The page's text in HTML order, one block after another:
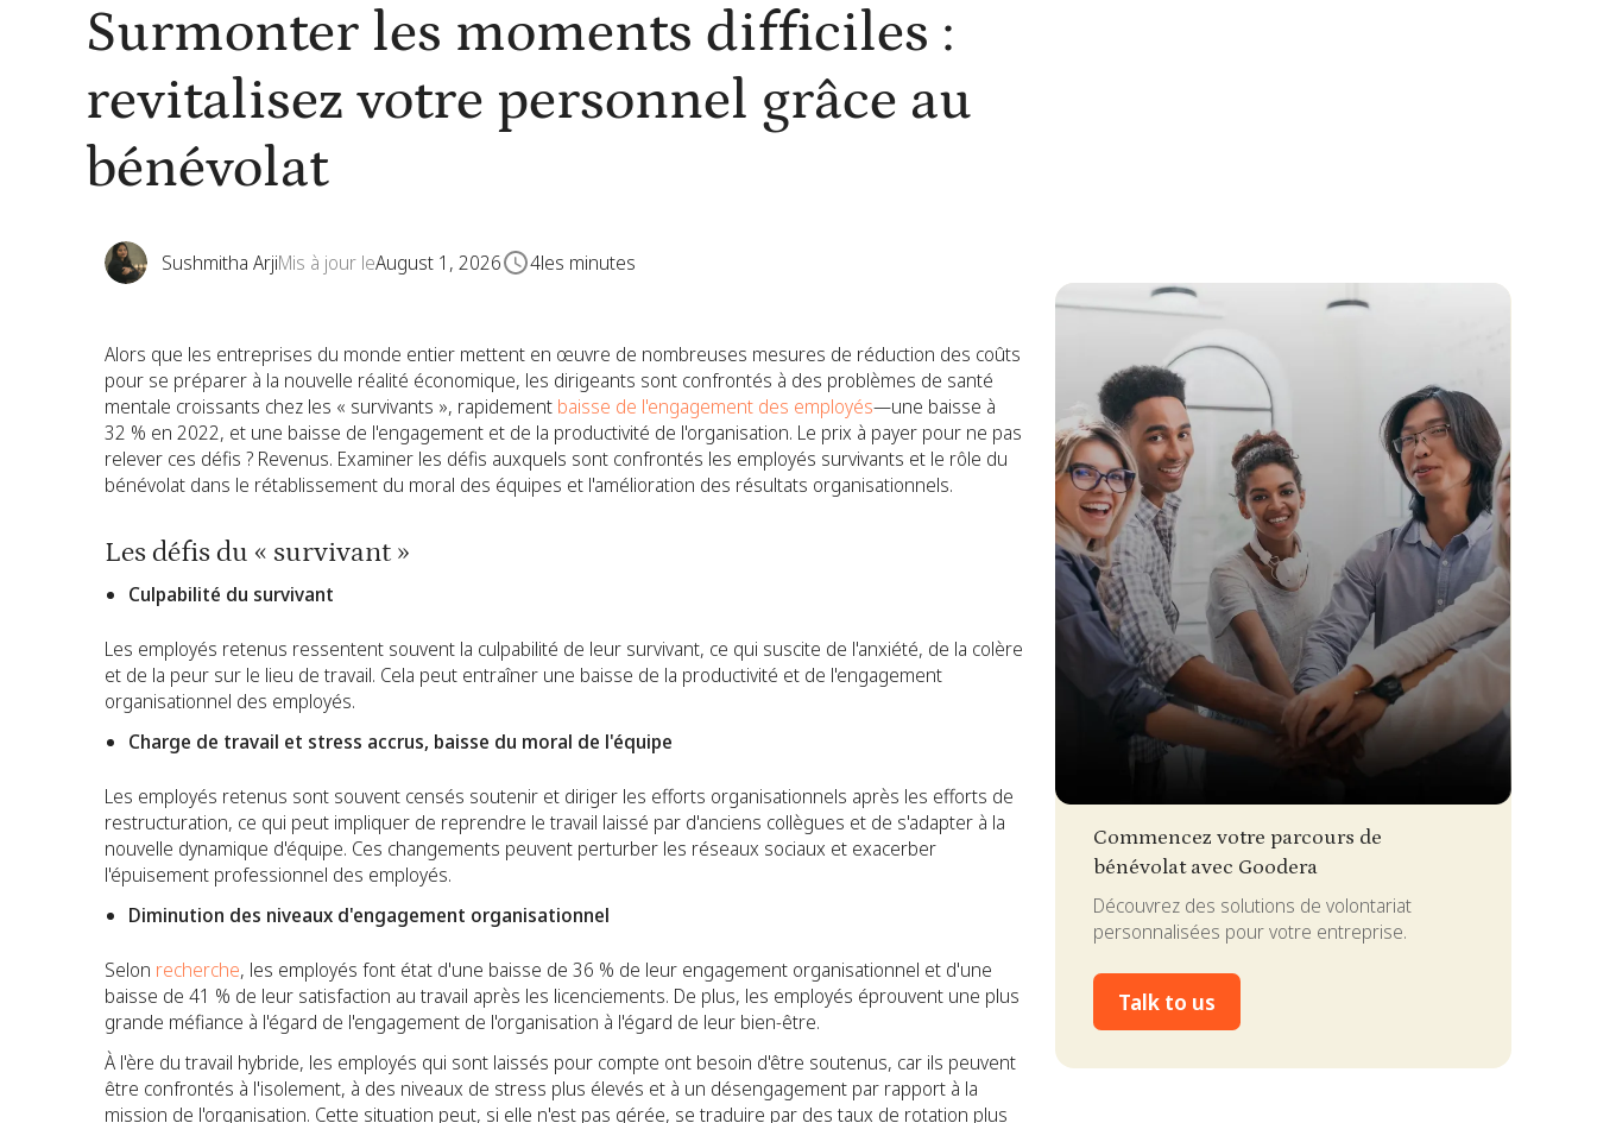
Surmonter les moments difficiles :
revitalisez votre personnel grâce au
bénévolat
Sushmitha ArjiMis à jour leAugust 1, 2026 4les minutes
Alors que les entreprises du monde entier mettent en œuvre de nombreuses mesures de réduction des coûts
pour se préparer à la nouvelle réalité économique, les dirigeants sont confrontés à des problèmes de santé
mentale croissants chez les « survivants », rapidement baisse de l'engagement des employés—une baisse à
32 % en 2022, et une baisse de l'engagement et de la productivité de l'organisation. Le prix à payer pour ne pas
relever ces défis ? Revenus. Examiner les défis auxquels sont confrontés les employés survivants et le rôle du
bénévolat dans le rétablissement du moral des équipes et l'amélioration des résultats organisationnels.
Les défis du « survivant »
Culpabilité du survivant
Les employés retenus ressentent souvent la culpabilité de leur survivant, ce qui suscite de l'anxiété, de la colère
et de la peur sur le lieu de travail. Cela peut entraîner une baisse de la productivité et de l'engagement
organisationnel des employés.
Charge de travail et stress accrus, baisse du moral de l'équipe
Les employés retenus sont souvent censés soutenir et diriger les efforts organisationnels après les efforts de
restructuration, ce qui peut impliquer de reprendre le travail laissé par d'anciens collègues et de s'adapter à la
nouvelle dynamique d'équipe. Ces changements peuvent perturber les réseaux sociaux et exacerber
l'épuisement professionnel des employés.
Diminution des niveaux d'engagement organisationnel
Selon recherche, les employés font état d'une baisse de 36 % de leur engagement organisationnel et d'une
baisse de 41 % de leur satisfaction au travail après les licenciements. De plus, les employés éprouvent une plus
grande méfiance à l'égard de l'engagement de l'organisation à l'égard de leur bien-être.
À l'ère du travail hybride, les employés qui sont laissés pour compte ont besoin d'être soutenus, car ils peuvent
être confrontés à l'isolement, à des niveaux de stress plus élevés et à un désengagement par rapport à la
mission de l'organisation. Cette situation peut, si elle n'est pas gérée, se traduire par des taux de rotation plus
Commencez votre parcours de
bénévolat avec Goodera
Découvrez des solutions de volontariat
personnalisées pour votre entreprise.
Talk to us